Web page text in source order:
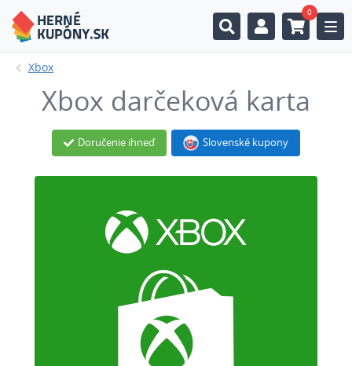
0
Xbox
Xbox darčeková karta
Doručenie ihneď Slovenské kupony